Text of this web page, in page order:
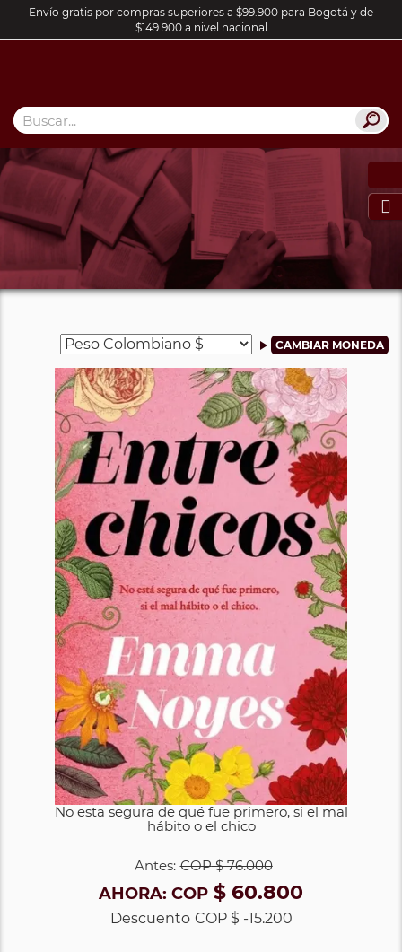
Envío gratis por compras superiores a $99.900 para Bogotá y de
$149.900 a nivel nacional

No esta segura de qué fue primero, si el mal
hábito o el chico
Antes: COP$ 76.000
AHORA: COP $ 60.800
Descuento COP $ -15.200